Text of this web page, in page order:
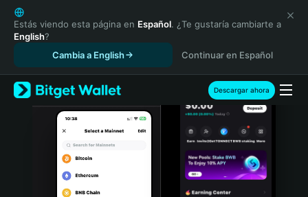
English
日本語
Tiếng Việt
Español (Latinoamérica)
Türkçe
Italiano
Português (Portugal)
Estás viendo esta página en Español. ¿Te gustaría cambiarte a
English?
Cambia a English
Continuar en Español
Descargar ahora